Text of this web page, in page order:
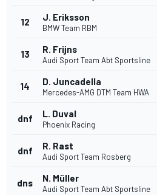
12 J. Eriksson
BMW Team RBM
13 R. Frijns
Audi Sport Team Abt Sportsline
14 D. Juncadella
Mercedes-AMG DTM Team HWA
dnf L. Duval
Phoenix Racing
dnf R. Rast
Audi Sport Team Rosberg
dns N. Müller
Audi Sport Team Abt Sportsline